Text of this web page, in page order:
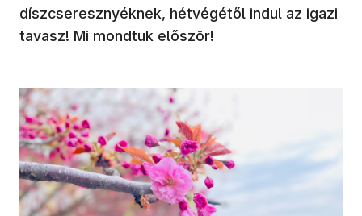
díszcseresznyéknek, hétvégétől indul az igazi
tavasz! Mi mondtuk először!